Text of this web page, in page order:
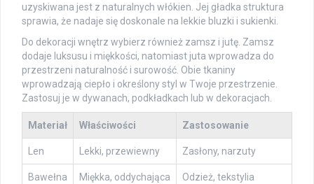
uzyskiwana jest z naturalnych włókien. Jej gładka struktura
sprawia, że nadaje się doskonale na lekkie bluzki i sukienki.
Do dekoracji wnętrz wybierz również zamsz i jutę. Zamsz
dodaje luksusu i miękkości, natomiast juta wprowadza do
przestrzeni naturalność i surowość. Obie tkaniny
wprowadzają ciepło i określony styl w Twoje przestrzenie.
Zastosuj je w dywanach, podkładkach lub w dekoracjach.
Materiał Właściwości Zastosowanie
Len Lekki, przewiewny Zasłony, narzuty
Bawełna Miękka, oddychająca
Odzież, tekstylia